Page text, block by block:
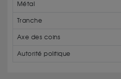
Métal
Tranche
Axe des coins
Autorité politique